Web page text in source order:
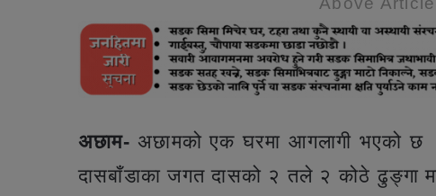
अछाम- अछामको एक घरमा आगलागी भएको छ
दासबाँडाका जगत दासको २ तले २ कोठे ढुङ्गा